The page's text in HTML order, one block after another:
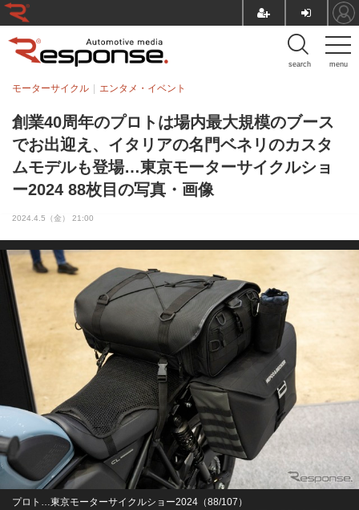
menu
search
創業40周年のプロトは場内最大規模のブース
でお出迎え、イタリアの名門ベネリのカスタ
ムモデルも登場…東京モーターサイクルショ
ー2024 88枚目の写真・画像
モーターサイクル エンタメ・イベント
2024.4.5（金） 21:00
プロト…東京モーターサイクルショー2024（88/107）